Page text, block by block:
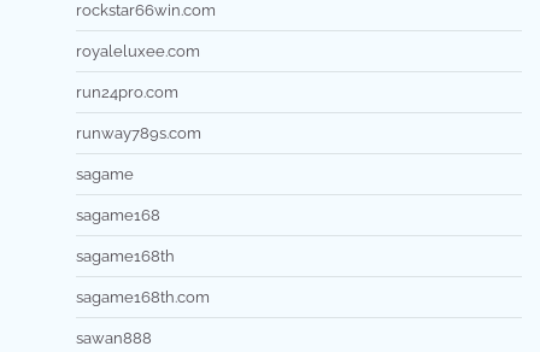
rockstar66win.com
royaleluxee.com
run24pro.com
runway789s.com
sagame
sagame168
sagame168th
sagame168th.com
sawan888